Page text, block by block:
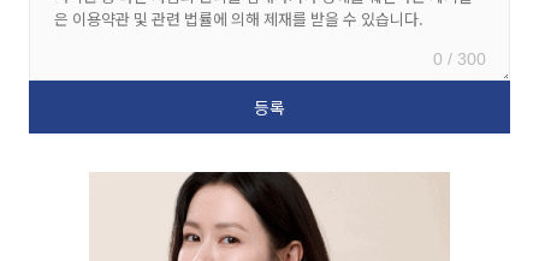
0 / 300